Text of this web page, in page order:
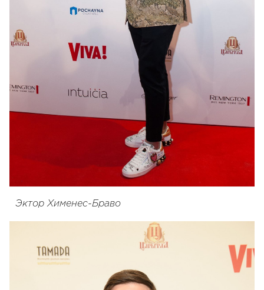
Эктор Хименес-Браво